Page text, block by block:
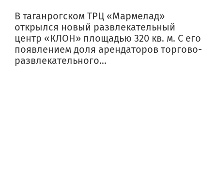
В таганрогском ТРЦ «Мармелад»
открылся новый развлекательный
центр «КЛОН» площадью 320 кв. м. С его
появлением доля арендаторов торгово-
развлекательного...